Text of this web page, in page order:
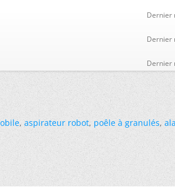
Dernier
Dernier
Dernier
,aspirateur robot,poêle à granulés,